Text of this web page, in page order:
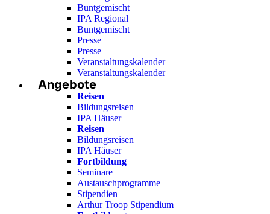
Buntgemischt
IPA Regional
Buntgemischt
Presse
Presse
Veranstaltungskalender
Veranstaltungskalender
Angebote
Reisen
Bildungsreisen
IPA Häuser
Reisen
Bildungsreisen
IPA Häuser
Fortbildung
Seminare
Austauschprogramme
Stipendien
Arthur Troop Stipendium